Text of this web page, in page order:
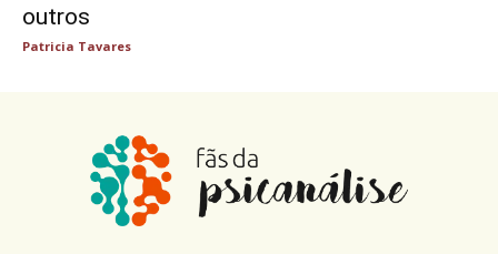
outros
Patricia Tavares